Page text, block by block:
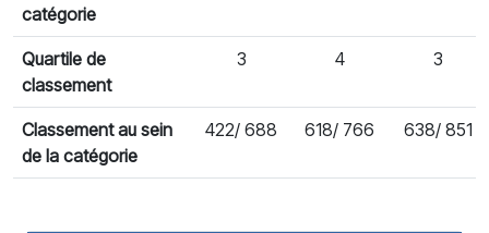
catégorie
Quartile de
classement
3 4 3
Classement au sein
de la catégorie
422/ 688 618/ 766 638/ 851